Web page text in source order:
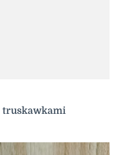
truskawkami